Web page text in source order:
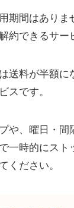
期間はありま
約できるサー
送料が半額に
スです。
や、曜日・間
一時的にスト
ください。